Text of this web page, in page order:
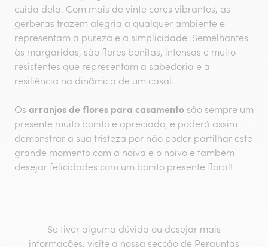
cuida dela. Com mais de vinte cores vibrantes, as
gerberas trazem alegria a qualquer ambiente e
representam a pureza e a simplicidade. Semelhantes
às margaridas, são flores bonitas, intensas e muito
resistentes que representam a sabedoria e a
resiliência na dinâmica de um casal.
Os arranjos de flores para casamento são sempre um
presente muito bonito e apreciado, e poderá assim
demonstrar a sua tristeza por não poder partilhar este
grande momento com a noiva e o noivo e também
desejar felicidades com um bonito presente floral!
Se tiver alguma dúvida ou desejar mais
informações, visite a nossa secção de Perguntas